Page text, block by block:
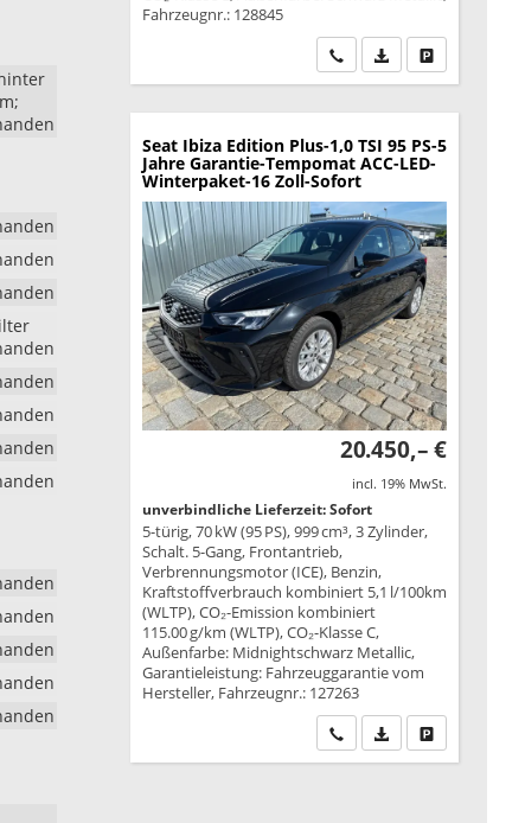
Fahrzeugnr.: 128845
Wir rufen Sie an
PDF-Datei,Drucken,
Seat Ibiza Edition Plus-1,0 TSI 95 PS-5
Jahre Garantie-Tempomat ACC-LED-
Winterpaket-16 Zoll-Sofort
20.450,– €
incl. 19% MwSt.
unverbindliche Lieferzeit: Sofort
5-türig, 70 kW (95 PS), 999 cm³, 3 Zylinder,
Schalt. 5-Gang, Frontantrieb,
Verbrennungsmotor (ICE), Benzin,
Kraftstoffverbrauch kombiniert 5,1 l/100km
(WLTP), CO₂-Emission kombiniert
115.00 g/km (WLTP), CO₂-Klasse C,
Außenfarbe: Midnightschwarz Metallic,
Garantieleistung: Fahrzeuggarantie vom
Hersteller, Fahrzeugnr.: 127263
Wir rufen Sie an
PDF-Datei,Drucken,